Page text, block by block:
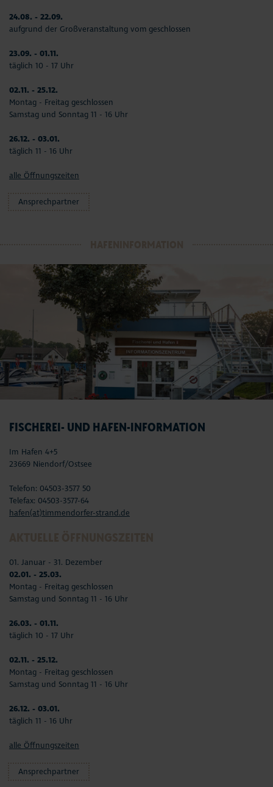
24.08. - 22.09.
aufgrund der Großveranstaltung vom geschlossen
23.09. - 01.11.
täglich 10 - 17 Uhr
02.11. - 25.12.
Montag - Freitag geschlossen
Samstag und Sonntag 11 - 16 Uhr
26.12. - 03.01.
täglich 11 - 16 Uhr
alle Öffnungszeiten
Ansprechpartner
FISCHEREI- UND HAFEN-INFORMATION
Im Hafen 4+5
23669 Niendorf/Ostsee
Telefon: 04503-3577 50
Telefax: 04503-3577-64
hafen(at)timmendorfer-strand.de
01. Januar - 31. Dezember
02.01. - 25.03.
Montag - Freitag geschlossen
Samstag und Sonntag 11 - 16 Uhr
26.03. - 01.11.
täglich 10 - 17 Uhr
02.11. - 25.12.
Montag - Freitag geschlossen
Samstag und Sonntag 11 - 16 Uhr
26.12. - 03.01.
täglich 11 - 16 Uhr
alle Öffnungszeiten
Ansprechpartner